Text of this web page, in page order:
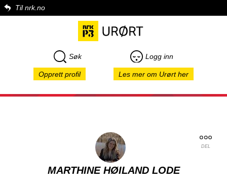
Til nrk.no
Søk Logg inn
Opprett profil Les mer om Urørt her
DEL
MARTHINE HØILAND LODE